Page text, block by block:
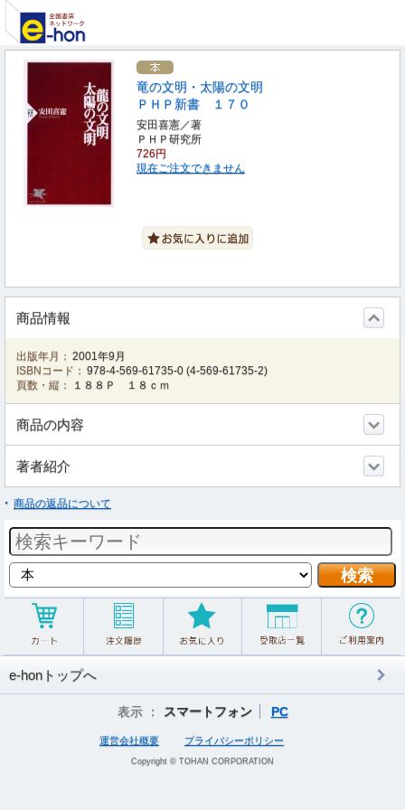
竜の文明・太陽の文明
ＰＨＰ新書 １７０
安田喜憲／著
ＰＨＰ研究所
726円
現在ご注文できません
商品情報
出版年月： 2001年9月
ISBNコード： 978-4-569-61735-0 (4-569-61735-2)
頁数・縦：
１８８Ｐ １８ｃｍ
商品の内容
著者紹介
商品の返品について
e-honトップへ
表示 ： スマートフォン PC
運営会社概要 プライバシーポリシー
Copyright © TOHAN CORPORATION